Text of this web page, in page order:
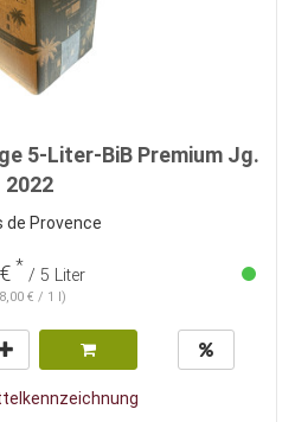
5-Liter-BiB Premium Jg.
2022
de Provence
* / 5 Liter
€ / 1 l)